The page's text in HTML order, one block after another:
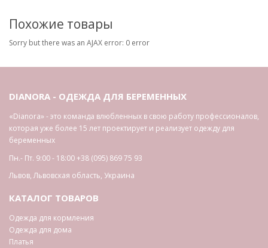
Похожие товары
Sorry but there was an AJAX error: 0 error
DIANORA - ОДЕЖДА ДЛЯ БЕРЕМЕННЫХ
«Dianora» - это команда влюбленных в свою работу профессионалов,
которая уже более 15 лет проектирует и реализует одежду для
беременных
Пн.- Пт. 9:00 - 18:00+38 (095) 869 75 93
Львов,Львовская область, Украина
КАТАЛОГ ТОВАРОВ
Одежда для кормления
Одежда для дома
Платья